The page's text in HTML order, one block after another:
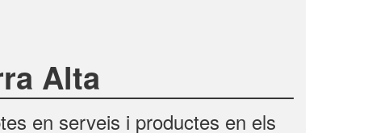
Alta
en serveis i productes en els